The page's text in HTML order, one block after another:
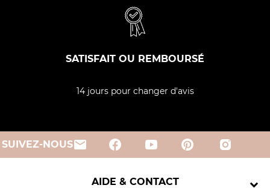
SATISFAIT OU REMBOURSÉ
14 jours pour changer d'avis
SUIVEZ-NOUSemail
AIDE & CONTACT